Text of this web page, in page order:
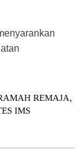
REMAJA,
IMS